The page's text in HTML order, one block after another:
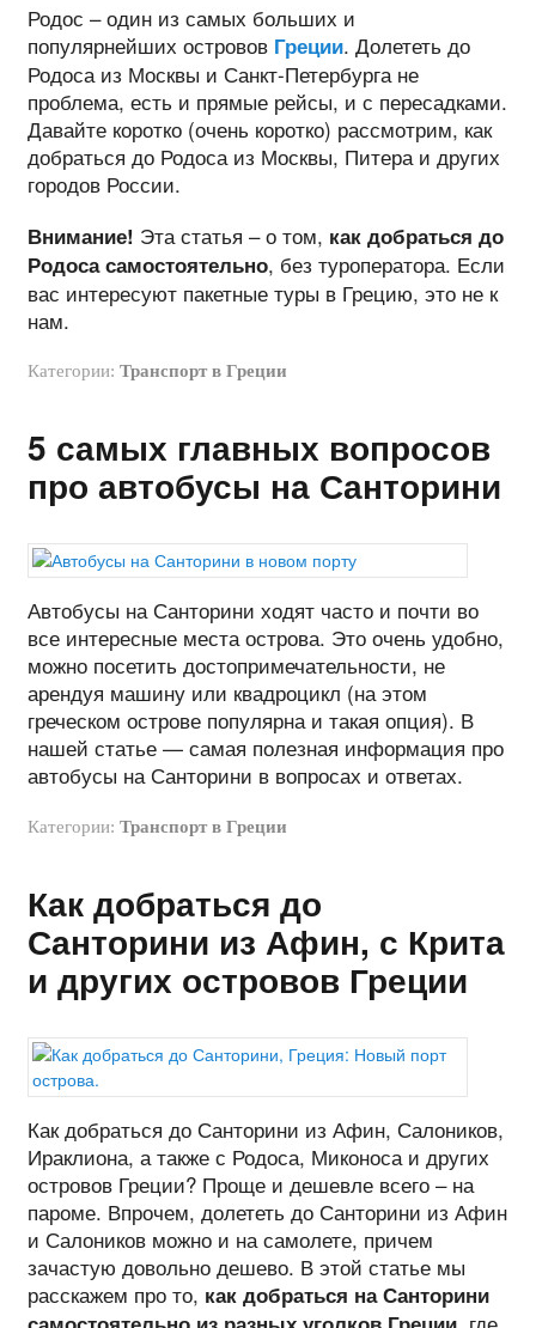
Родос – один из самых больших и
популярнейших островов Греции. Долететь до
Родоса из Москвы и Санкт-Петербурга не
проблема, есть и прямые рейсы, и с пересадками.
Давайте коротко (очень коротко) рассмотрим, как
добраться до Родоса из Москвы, Питера и других
городов России.
Внимание! Эта статья – о том, как добраться до
Родоса самостоятельно, без туроператора. Если
вас интересуют пакетные туры в Грецию, это не к
нам.
Категории: Транспорт в Греции
5 самых главных вопросов
про автобусы на Санторини
Автобусы на Санторини ходят часто и почти во
все интересные места острова. Это очень удобно,
можно посетить достопримечательности, не
арендуя машину или квадроцикл (на этом
греческом острове популярна и такая опция). В
нашей статье — самая полезная информация про
автобусы на Санторини в вопросах и ответах.
Категории: Транспорт в Греции
Как добраться до
Санторини из Афин, с Крита
и других островов Греции
Как добраться до Санторини из Афин, Салоников,
Ираклиона, а также с Родоса, Миконоса и других
островов Греции? Проще и дешевле всего – на
пароме. Впрочем, долететь до Санторини из Афин
и Салоников можно и на самолете, причем
зачастую довольно дешево. В этой статье мы
расскажем про то, как добраться на Санторини